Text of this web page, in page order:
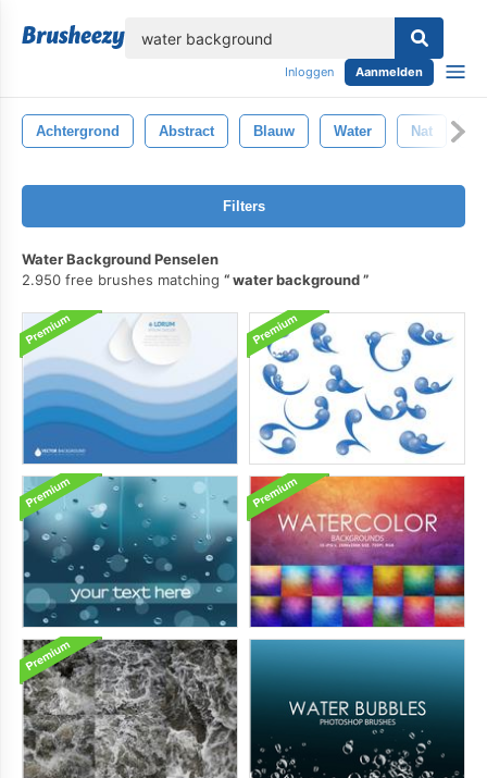
Inloggen Aanmelden
Achtergrond Abstract Blauw Water Nat
Filters
Water Background Penselen
2.950 free brushes matching
water background